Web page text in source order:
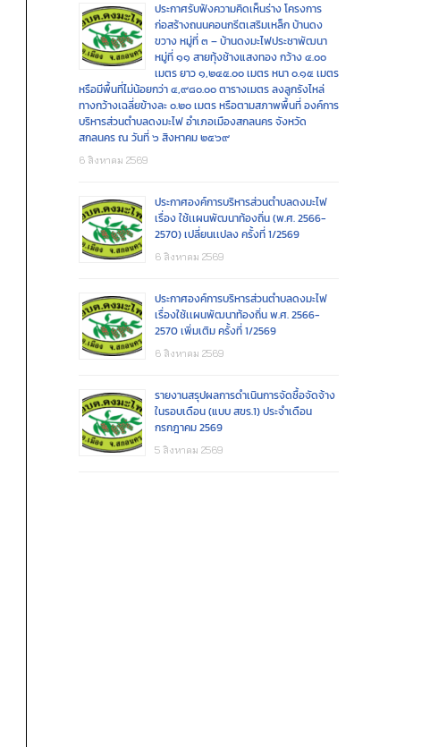
ประกาศรับฟังความคิดเห็นร่าง โครงการ
ก่อสร้างถนนคอนกรีตเสริมเหล็ก บ้านดง
ขวาง หมู่ที่ ๓ – บ้านดงมะไฟประชาพัฒนา
หมู่ที่ ๑๑ สายทุ้งช้างแสงทอง กว้าง ๔.๐๐
เมตร ยาว ๑,๒๔๕.๐๐ เมตร หนา ๐.๑๕ เมตร
หรือมีพื้นที่ไม่น้อยกว่า ๔,๙๘๐.๐๐ ตารางเมตร ลงลูกรังไหล่
ทางกว้างเฉลี่ยข้างละ ๐.๒๐ เมตร หรือตามสภาพพื้นที่ องค์การ
บริหารส่วนตำบลดงมะไฟ อำเภอเมืองสกลนคร จังหวัด
สกลนคร ณ วันที่ ๖ สิงหาคม ๒๕๖๙
6 สิงหาคม 2569
ประกาศองค์การบริหารส่วนตำบลดงมะไฟ
เรื่อง ใช้เเผนพัฒนาท้องถิ่น (พ.ศ. 2566-
2570) เปลี่ยนเเปลง ครั้งที่ 1/2569
6 สิงหาคม 2569
ประกาศองค์การบริหารส่วนตำบลดงมะไฟ
เรื่องใช้เเผนพัฒนาท้องถิ่น พ.ศ. 2566-
2570 เพิ่มเติม ครั้งที่ 1/2569
6 สิงหาคม 2569
รายงานสรุปผลการดำเนินการจัดซื้อจัดจ้าง
ในรอบเดือน (แบบ สขร.1) ประจำเดือน
กรกฎาคม 2569
5 สิงหาคม 2569